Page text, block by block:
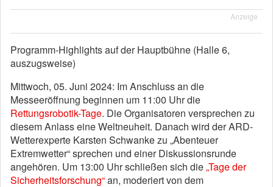
Anzeige
Programm-Highlights auf der Hauptbühne (Halle 6,
auszugsweise)
Mittwoch, 05. Juni 2024: Im Anschluss an die
Messeeröffnung beginnen um 11:00 Uhr die
Rettungsrobotik-Tage. Die Organisatoren versprechen zu
diesem Anlass eine Weltneuheit. Danach wird der ARD-
Wetterexperte Karsten Schwanke zu „Abenteuer
Extremwetter“ sprechen und einer Diskussionsrunde
angehören. Um 13:00 Uhr schließen sich die„Tage der
Sicherheitsforschung“an, moderiert von dem